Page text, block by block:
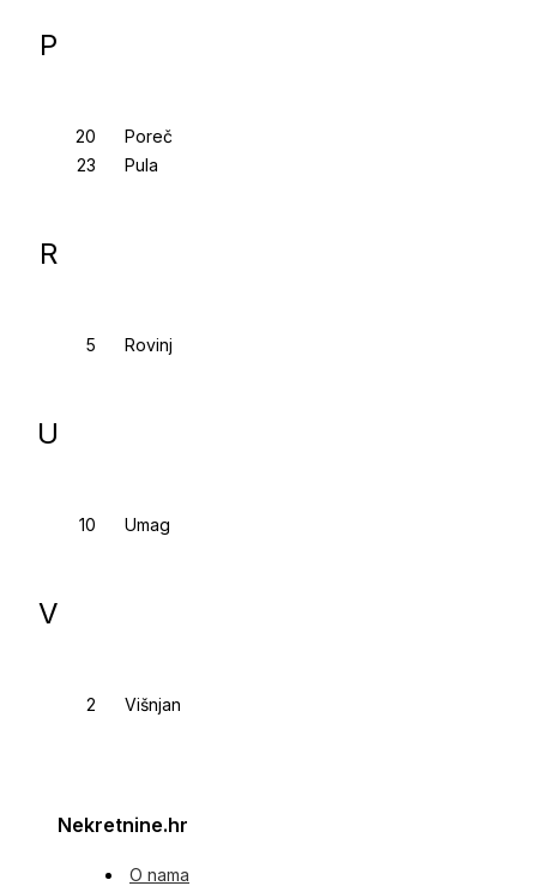
P
Poreč
Pula
R
Rovinj
U
Umag
V
Višnjan
Nekretnine.hr
O nama